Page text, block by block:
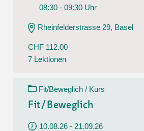
08:30 - 09:30 Uhr
Rheinfelderstrasse 29, Basel
CHF 112.00
7 Lektionen
Fit/Beweglich / Kurs
Fit/Beweglich
10.08.26 - 21.09.26